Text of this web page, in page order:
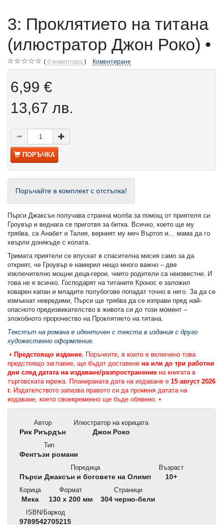
3: Проклятието на титана
(илюстратор Джон Роко) •
0 коментара Коментиране
6,99 €
13,67 лв.
ПОРЪЧКА
Поръчайте в комплект с отстъпка!
Пърси Джаксън получава странна молба за помощ от приятеля си
Гроувър и веднага се приготвя за битка. Всичко, което ще му
трябва, са Анабет и Талия, верният му меч Въртоп и… мама да го
хвърли донякъде с колата.
Тримата приятели се впускат в спасителна мисия само за да
открият, че Гроувър е намерил нещо много важно – две
изключително мощни деца-герои, чиито родители са неизвестни. И
това не е всичко. Господарят на титаните Кронос е заложил
коварен капан и младите полубогове попадат точно в него. За да се
измъкнат невредими, Пърси ще трябва да се изправи пред най-
опасното предизвикателство в живота си до този момент –
злокобното пророчество на Проклятието на титана.
Текстът на романа е идентичен с текста в издания с друго
художествено оформление.
• Предстоящо издание. Поръчките, в които е включено това
предстоящо заглавие, ще бъдат доставени на или до три работни
дни след датата на издаване/разпространение на книгата в
търговската мрежа. Планираната дата на издаване е 15 август 2026
г. Издателството запазва правото си да променя датата на
издаване, което своевременно ще бъде обявено. •
Автор
Рик Риърдън
Илюстратор на корицата
Джон Роко
Тип
Фентъзи романи
Поредица
Пърси Джаксън и боговете на Олимп
Възраст
10+
Корица
Мека
Формат
130 x 200 мм
Страници
304 черно-бели
ISBN/Баркод
9789542705215